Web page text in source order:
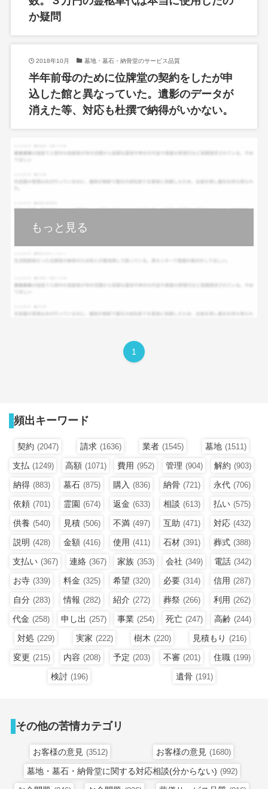
か疑問
2018年10月 墓地・墓石・納骨堂のサービス品質
半年前母のために位牌堂の契約をしたが申
込した館と異なっていた。遺影のデータが
消えた等、対応も杜撰で納得がいかない。
もっと見る
1
頻出キーワード
契約 (2047) 請求 (1636) 業者 (1545) 墓地 (1511)
支払 (1249) 高額 (1071) 費用 (952) 管理 (904) 解約 (903)
納得 (883) 墓石 (875) 購入 (836) 納骨 (721) 永代 (706)
依頼 (701) 霊園 (674) 返金 (633) 相談 (613) 払い (575)
供養 (540) 見積 (506) 不満 (497) 互助 (471) 対応 (432)
説明 (428) 金額 (416) 使用 (411) 石材 (391) 葬式 (388)
支払い (367) 連絡 (367) 家族 (353) 会社 (349) 電話 (342)
お寺 (339) 料金 (325) 希望 (320) 必要 (314) 信用 (287)
自分 (283) 情報 (282) 紹介 (272) 葬祭 (266) 利用 (262)
代金 (258) 申し出 (257) 事業 (254) 死亡 (247) 高齢 (244)
対処 (229) 実家 (222) 樹木 (220) 見積もり (216)
変更 (215) 内容 (208) 予定 (203) 不審 (201) 住職 (199)
検討 (196) 遺骨 (191)
その他の苦情カテゴリ
お客様の意見 (3512) お客様の意見 (1680)
墓地・墓石・納骨堂に関する対応相談(分からない) (992)